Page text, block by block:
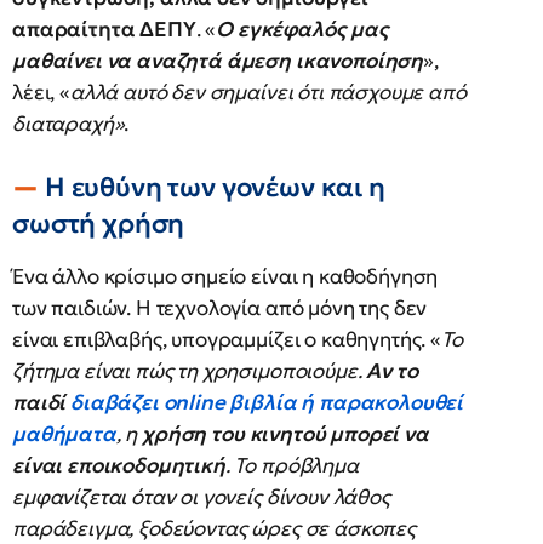
απαραίτητα ΔΕΠΥ. «Ο εγκέφαλός μας
μαθαίνει να αναζητά άμεση ικανοποίηση»,
λέει, «αλλά αυτό δεν σημαίνει ότι πάσχουμε από
διαταραχή».
Η ευθύνη των γονέων και η
σωστή χρήση
Ένα άλλο κρίσιμο σημείο είναι η καθοδήγηση
των παιδιών. Η τεχνολογία από μόνη της δεν
είναι επιβλαβής, υπογραμμίζει ο καθηγητής. «Το
ζήτημα είναι πώς τη χρησιμοποιούμε.Αν το
παιδίδιαβάζει online βιβλία ή παρακολουθεί
μαθήματα, η χρήση του κινητού μπορεί να
είναι εποικοδομητική. Το πρόβλημα
εμφανίζεται όταν οι γονείς δίνουν λάθος
παράδειγμα, ξοδεύοντας ώρες σε άσκοπες